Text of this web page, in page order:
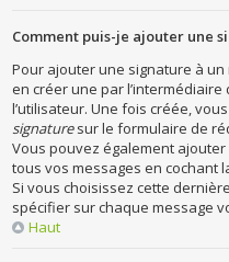
Comment puis-je ajouter une
Pour ajouter une signature à un
en créer une par
l’utilisateur. Une fois créée,
signaturesur le formulaire de
Vous pouvez également
tous vos messages en cochant
Si vous choisissez cette
spécifier sur chaque message
Haut